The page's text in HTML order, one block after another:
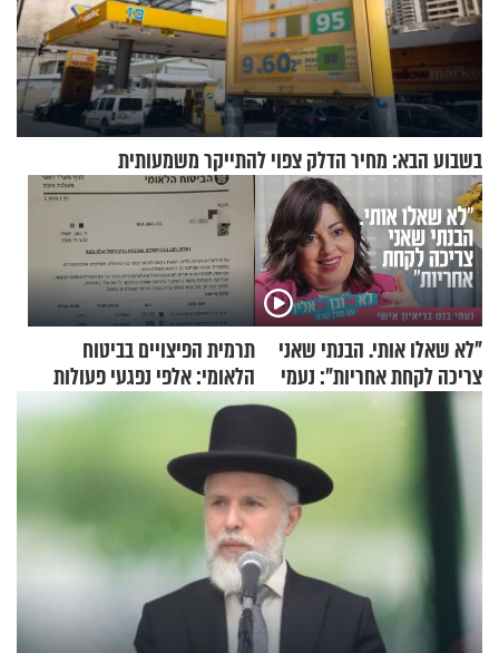
בשבוע הבא: מחיר הדלק צפוי להתייקר משמעותית
"לא שאלו אותי. הבנתי שאני
צריכה לקחת אחריות": נעמי
בנט בריאיון אישי
תרמית הפיצויים בביטוח
הלאומי: אלפי נפגעי פעולות
איבה קיבלו כספים במירמה